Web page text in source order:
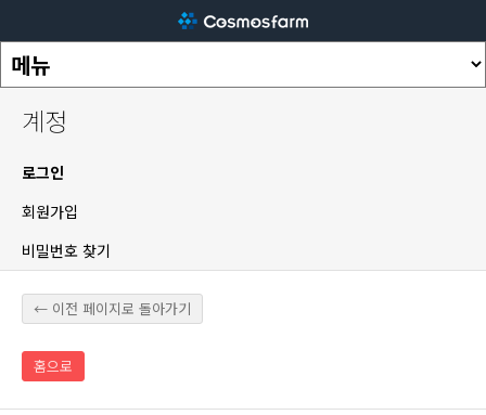
계정
로그인
회원가입
비밀번호 찾기
← 이전 페이지로 돌아가기
홈으로